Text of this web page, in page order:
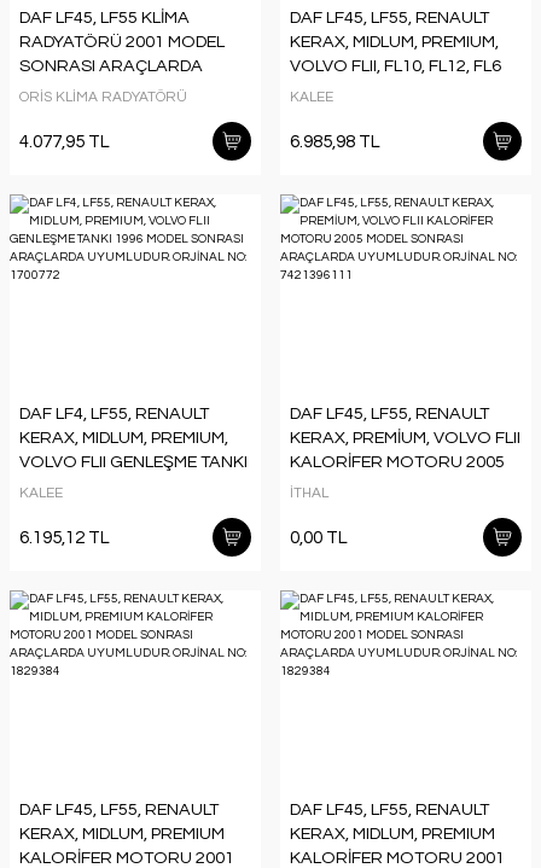
DAF LF45, LF55 KLİMA
RADYATÖRÜ 2001 MODEL
SONRASI ARAÇLARDA
UYUMLUDUR. ORJİNAL N:
ORİS KLİMA RADYATÖRÜ
4.077,95 TL
DAF LF45, LF55, RENAULT
KERAX, MIDLUM, PREMIUM,
VOLVO FLII, FL10, FL12, FL6
GENLEŞME TANKI 1985
ARAÇLARDA UYUMLUDUR.
KALEE
6.985,98 TL
DAF LF4, LF55, RENAULT
KERAX, MIDLUM, PREMIUM,
VOLVO FLII GENLEŞME TANKI
1996 MODEL SONRASI
ORJİNAL NO: 1700772
KALEE
6.195,12 TL
DAF LF45, LF55, RENAULT
KERAX, PREMİUM, VOLVO FLII
KALORİFER MOTORU 2005
MODEL SONRASI
ORJİNAL NO: 7421396111
İTHAL
0,00 TL
DAF LF45, LF55, RENAULT
KERAX, MIDLUM, PREMIUM
KALORİFER MOTORU 2001
DAF LF45, LF55, RENAULT
KERAX, MIDLUM, PREMIUM
KALORİFER MOTORU 2001